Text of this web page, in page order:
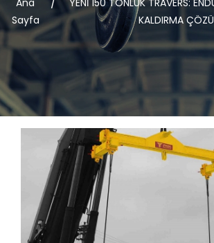
Ana
Sayfa
YENİ 150 TONLUK TRAVERS:
KALDIRMA